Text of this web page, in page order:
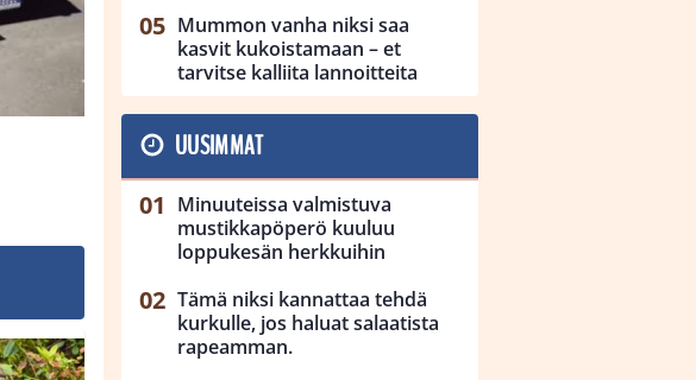
Mummon vanha niksi saa
kasvit kukoistamaan – et
tarvitse kalliita lannoitteita
UUSIMMAT
Minuuteissa valmistuva
mustikkapöperö kuuluu
loppukesän herkkuihin
Tämä niksi kannattaa tehdä
kurkulle, jos haluat salaatista
rapeamman.